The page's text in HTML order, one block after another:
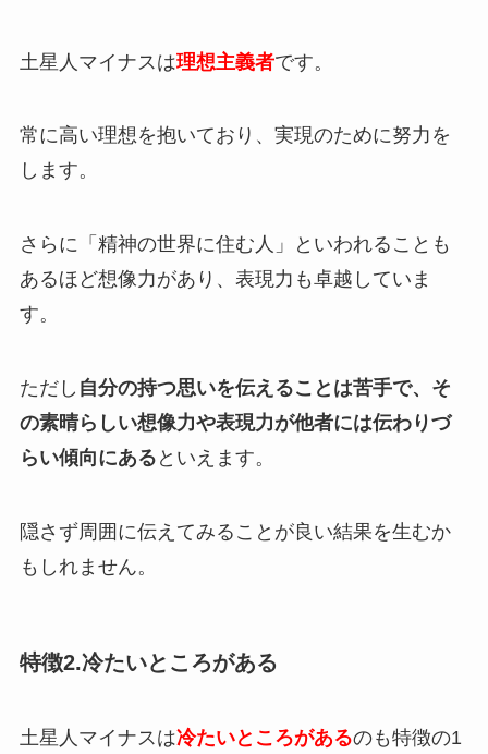
土星人マイナスは理想主義者です。
常に高い理想を抱いており、実現のために努力を
します。
さらに「精神の世界に住む人」といわれることも
あるほど想像力があり、表現力も卓越していま
す。
ただし 自分の持つ思いを伝えることは苦手で、そ
の素晴らしい想像力や表現力が他者には伝わりづ
らい傾向にある といえます。
隠さず周囲に伝えてみることが良い結果を生むか
もしれません。
特徴2.冷たいところがある
土星人マイナスは冷たいところがあるのも特徴の1